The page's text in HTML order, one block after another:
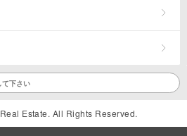
Estate. All Rights Reserved.